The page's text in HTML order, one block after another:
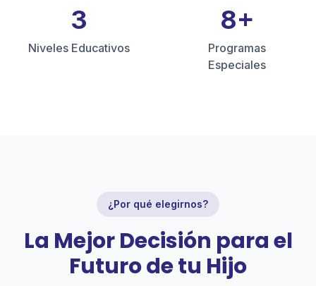
3
Niveles Educativos
8+
Programas
Especiales
¿Por qué elegirnos?
La Mejor Decisión para el
Futuro de tu Hijo